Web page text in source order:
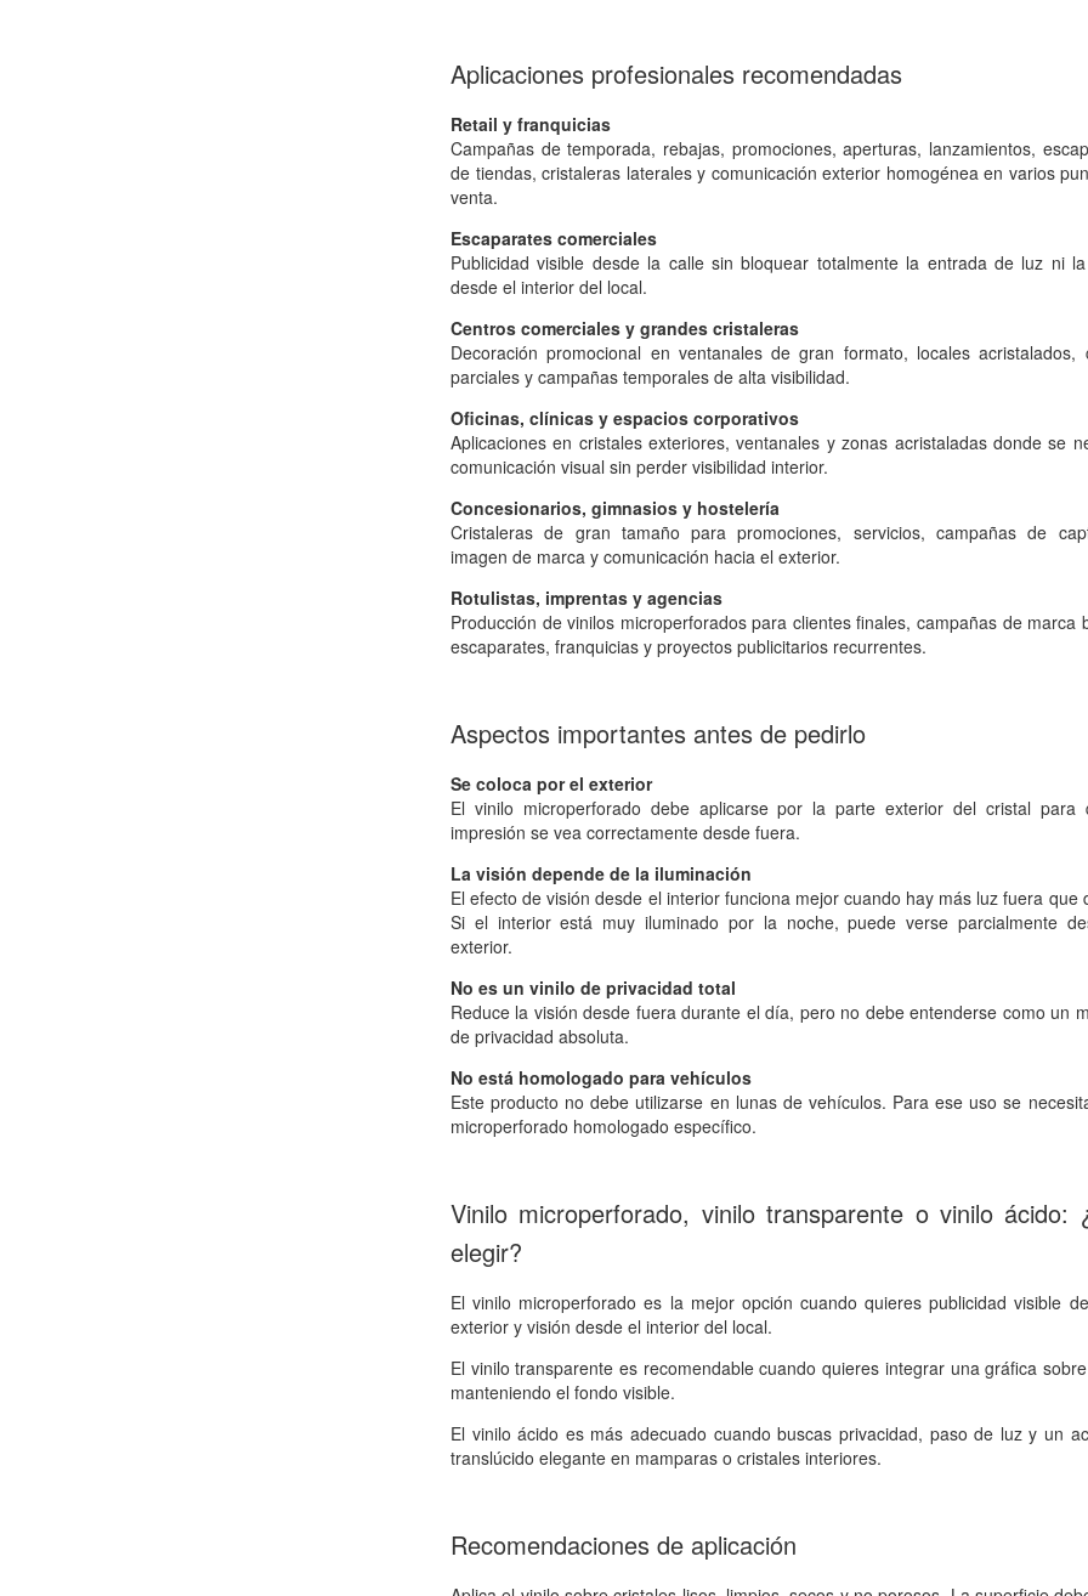
Aplicaciones profesionales recomendadas
Retail y franquicias
Campañas de temporada, rebajas, promociones, aperturas, lanzamientos,
de tiendas, cristaleras laterales y comunicación exterior homogénea en varios
venta.
Escaparates comerciales
Publicidad visible desde la calle sin bloquear totalmente la entrada de luz ni
desde el interior del local.
Centros comerciales y grandes cristaleras
Decoración promocional en ventanales de gran formato, locales acristalados,
parciales y campañas temporales de alta visibilidad.
Oficinas, clínicas y espacios corporativos
Aplicaciones en cristales exteriores, ventanales y zonas acristaladas donde se
comunicación visual sin perder visibilidad interior.
Concesionarios, gimnasios y hostelería
Cristaleras de gran tamaño para promociones, servicios, campañas de
imagen de marca y comunicación hacia el exterior.
Rotulistas, imprentas y agencias
Producción de vinilos microperforados para clientes finales, campañas de marca
escaparates, franquicias y proyectos publicitarios recurrentes.
Aspectos importantes antes de pedirlo
Se coloca por el exterior
El vinilo microperforado debe aplicarse por la parte exterior del cristal para
impresión se vea correctamente desde fuera.
La visión depende de la iluminación
El efecto de visión desde el interior funciona mejor cuando hay más luz fuera que
Si el interior está muy iluminado por la noche, puede verse parcialmente
exterior.
No es un vinilo de privacidad total
Reduce la visión desde fuera durante el día, pero no debe entenderse como un
de privacidad absoluta.
No está homologado para vehículos
Este producto no debe utilizarse en lunas de vehículos. Para ese uso se
microperforado homologado específico.
Vinilo microperforado, vinilo transparente o vinilo ácido:
elegir?
El vinilo microperforado es la mejor opción cuando quieres publicidad visible
exterior y visión desde el interior del local.
El vinilo transparente es recomendable cuando quieres integrar una gráfica
manteniendo el fondo visible.
El vinilo ácido es más adecuado cuando buscas privacidad, paso de luz y un
translúcido elegante en mamparas o cristales interiores.
Recomendaciones de aplicación